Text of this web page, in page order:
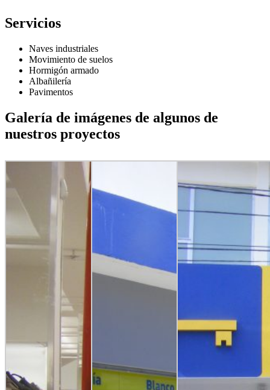
Servicios
Naves industriales
Movimiento de suelos
Hormigón armado
Albañilería
Pavimentos
Galería de imágenes de algunos de
nuestros proyectos